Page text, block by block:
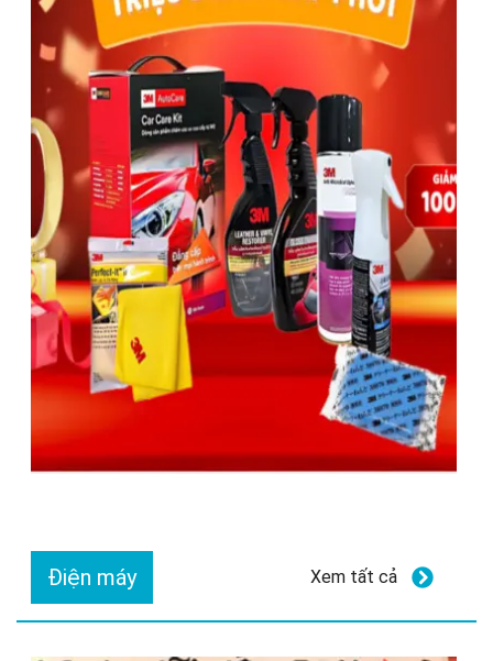
Điện máy Xem tất cả